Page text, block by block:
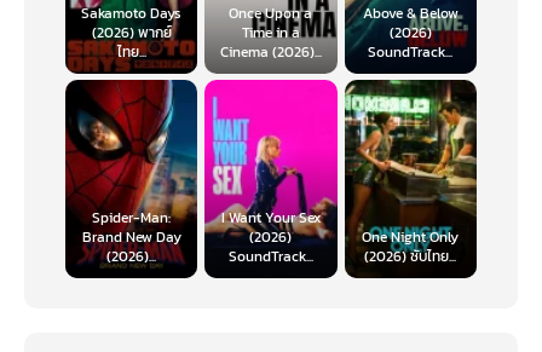
Sakamoto Days
(2026) พากย์
ไทย...
Once Upon a
Time in a
Cinema (2026)...
Above & Below
(2026)
SoundTrack...
Spider-Man:
Brand New Day
(2026)...
I Want Your Sex
(2026)
SoundTrack...
One Night Only
(2026) ซับไทย...